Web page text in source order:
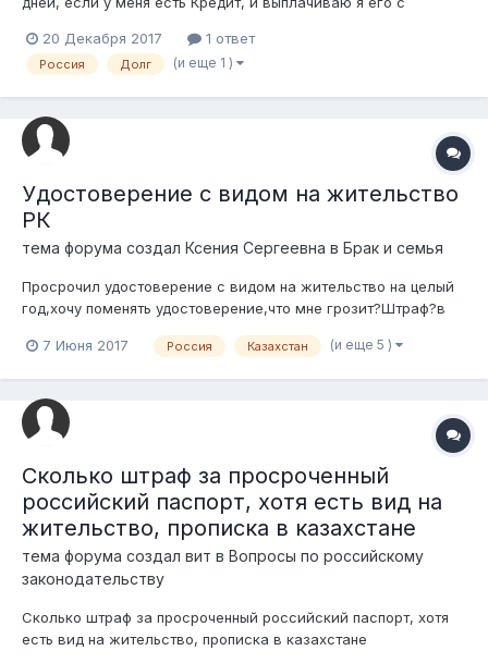
20 Декабря 2017
1 ответ
Россия Долг (и еще 1 )
Удостоверение с видом на жительство
РК
тема форума создал Ксения Сергеевна в Брак и семья
Просрочил удостоверение с видом на жительство на целый
год,хочу поменять удостоверение,что мне грозит?Штраф?в
7 Июня 2017
Россия Казахстан (и еще 5 )
Сколько штраф за просроченный
российский паспорт, хотя есть вид на
жительство, прописка в казахстане
тема форума создал вит в Вопросы по российскому
законодательству
Сколько штраф за просроченный российский паспорт, хотя
есть вид на жительство, прописка в казахстане